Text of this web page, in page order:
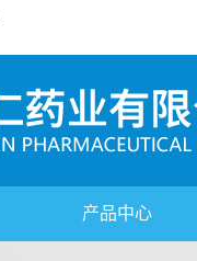
产品中心